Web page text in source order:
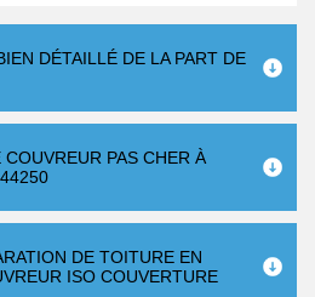
DÉTAILLÉ DE LA PART DE
PAS CHER À
DE TOITURE EN
ISO COUVERTURE